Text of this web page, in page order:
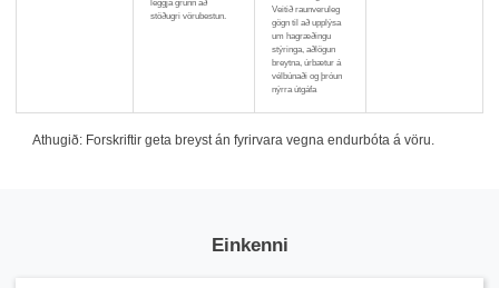
leggja grunn að
stöðugri vörubestun.
Veitið raunveruleg
gögn til að upplýsa
um hagræðingu
stýringa, aðlögun
breytna, úrbætur á
vélbúnaði og þróun
nýrra útgáfa
Athugið: Forskriftir geta breyst án fyrirvara vegna endurbóta á vöru.
Einkenni